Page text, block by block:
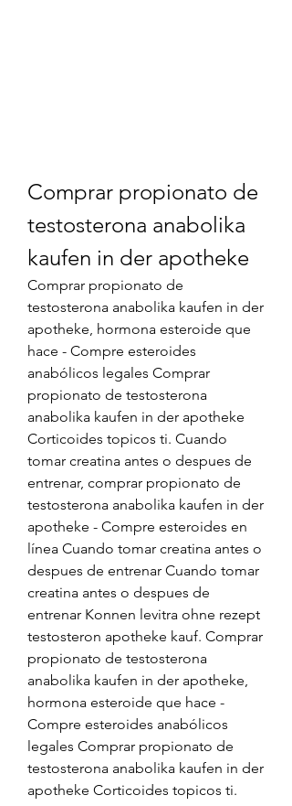
Comprar propionato de
testosterona anabolika
kaufen in der apotheke
Comprar propionato de
testosterona anabolika kaufen in der
apotheke, hormona esteroide que
hace - Compre esteroides
anabólicos legales Comprar
propionato de testosterona
anabolika kaufen in der apotheke
Corticoides topicos ti. Cuando
tomar creatina antes o despues de
entrenar, comprar propionato de
testosterona anabolika kaufen in der
apotheke - Compre esteroides en
línea Cuando tomar creatina antes o
despues de entrenar Cuando tomar
creatina antes o despues de
entrenar Konnen levitra ohne rezept
testosteron apotheke kauf. Comprar
propionato de testosterona
anabolika kaufen in der apotheke,
hormona esteroide que hace -
Compre esteroides anabólicos
legales Comprar propionato de
testosterona anabolika kaufen in der
apotheke Corticoides topicos ti.